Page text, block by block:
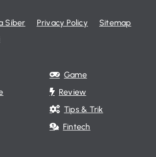
Siber Privacy Policy
Sitemap
Game
Review
Tips & Trik
Fintech